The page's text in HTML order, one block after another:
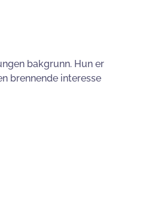
bakgrunn. Hun er
brennende interesse